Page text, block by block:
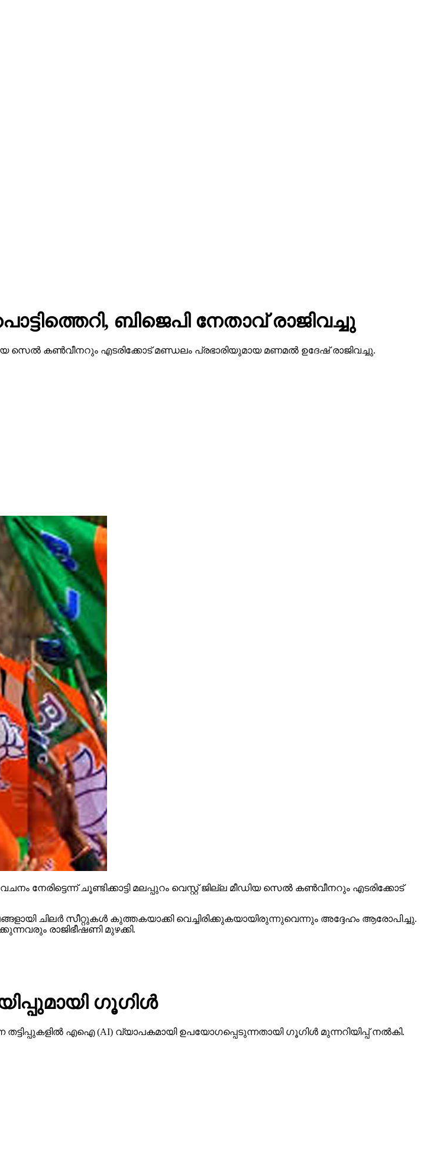
ബിജെപി നേതാവ് രാജിവച്ചു
മീഡിയ സെല്‍ കണ്‍വീനറും എടരിക്കോട് മണ്ഡലം പ്രഭാരിയുമായ മണമല്‍ ഉദേഷ് രാജിവച്ചു.
നേരിട്ടെന്ന് ചൂണ്ടിക്കാട്ടി മലപ്പുറം വെസ്റ്റ് ജില്ല മീഡിയ സെല്‍ കണ്‍വീനറും എടരിക്കോട്
ചിലര്‍ സീറ്റുകള്‍ കുത്തകയാക്കി വെച്ചിരിക്കുകയായിരുന്നുവെന്നും അദ്ദേഹം ആരോപിച്ചു.
രാജിഭീഷണി മുഴക്കി.
ഗൂഗിള്‍
എഐ (AI) വ്യാപകമായി ഉപയോഗപ്പെടുന്നതായി ഗൂഗിള്‍ മുന്നറിയിപ്പ് നല്‍കി.